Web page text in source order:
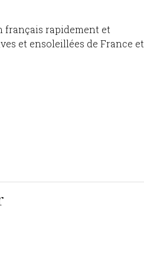
français rapidement et
et ensoleillées de France et